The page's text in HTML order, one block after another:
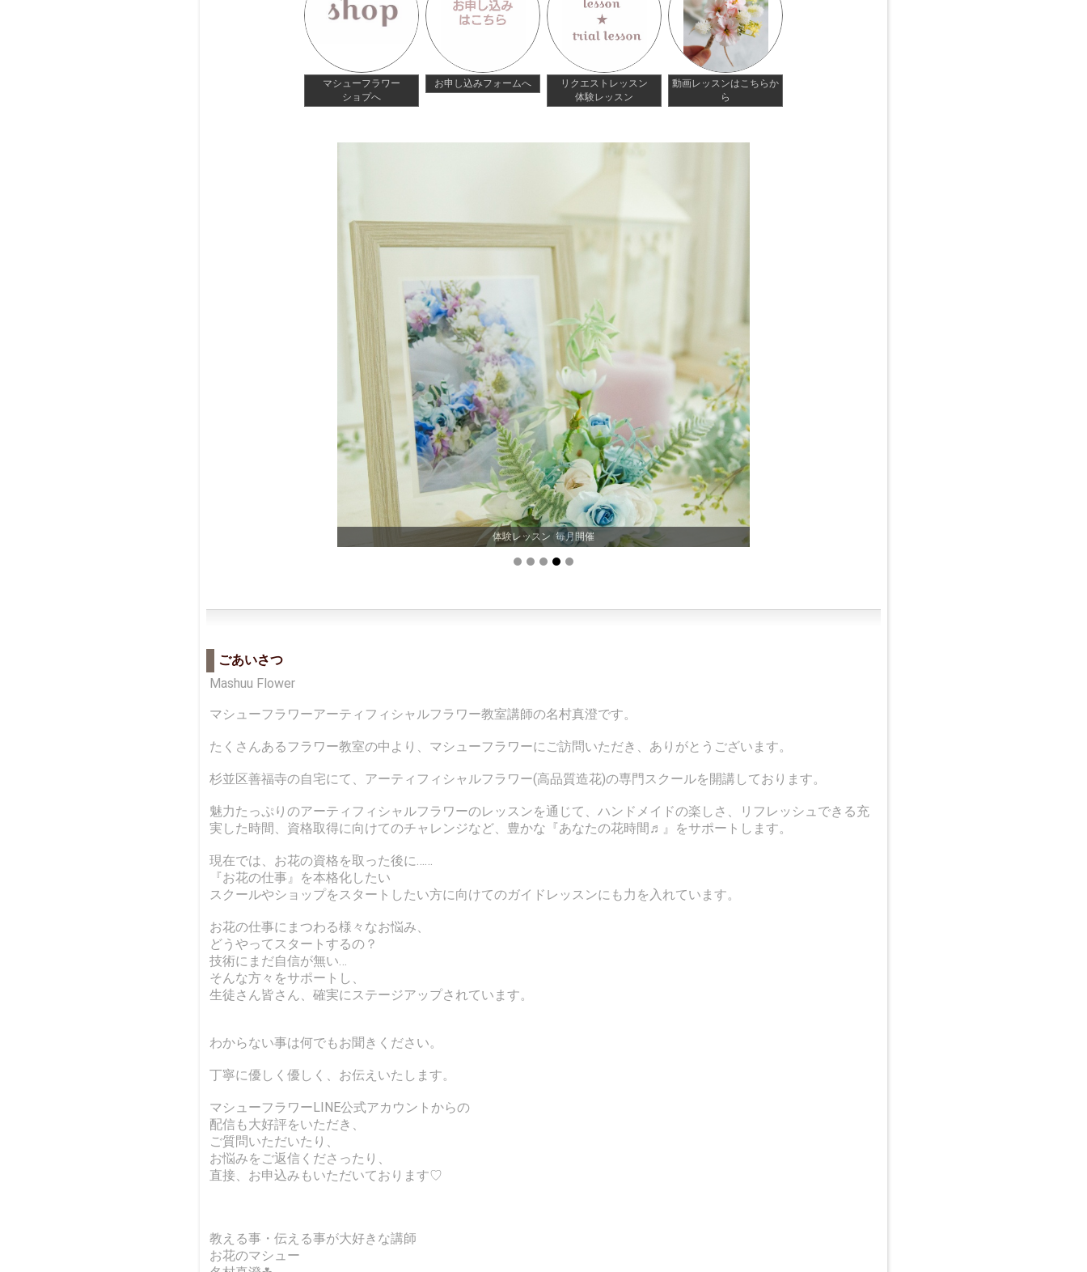
マシューフラワー
ショプへ
お申し込みフォームへ
リクエストレッスン
体験レッスン
動画レッスンはこちらか
ら
体験レッスン 毎月開催
ごあいさつ
Mashuu Flower
マシューフラワーアーティフィシャルフラワー教室講師の名村真澄です。
たくさんあるフラワー教室の中より、マシューフラワーにご訪問いただき、ありがとうございます。
杉並区善福寺の自宅にて、アーティフィシャルフラワー(高品質造花)の専門スクールを開講しております。
魅力たっぷりのアーティフィシャルフラワーのレッスンを通じて、ハンドメイドの楽しさ、リフレッシュできる充
実した時間、資格取得に向けてのチャレンジなど、豊かな『あなたの花時間♬』をサポートします。
現在では、お花の資格を取った後に……
『お花の仕事』を本格化したい
スクールやショップをスタートしたい方に向けてのガイドレッスンにも力を入れています。
お花の仕事にまつわる様々なお悩み、
どうやってスタートするの？
技術にまだ自信が無い…
そんな方々をサポートし、
生徒さん皆さん、確実にステージアップされています。
わからない事は何でもお聞きください。
丁寧に優しく優しく、お伝えいたします。
マシューフラワーLINE公式アカウントからの
配信も大好評をいただき、
ご質問いただいたり、
お悩みをご返信くださったり、
直接、お申込みもいただいております♡
教える事・伝える事が大好きな講師
お花のマシュー